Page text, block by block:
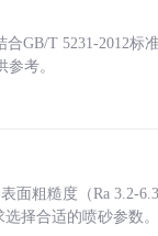
GB/T 5231-2012标
考。
面粗糙度（Ra 3.2-
择合适的喷砂参数。